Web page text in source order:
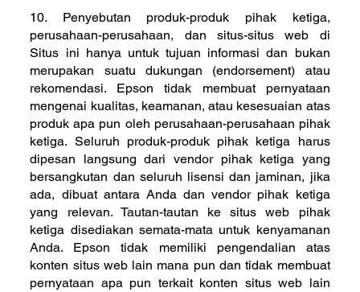
10. Penyebutan produk-produk pihak ketiga,
perusahaan-perusahaan, dan situs-situs web di
Situs ini hanya untuk tujuan informasi dan bukan
merupakan suatu dukungan (endorsement) atau
rekomendasi. Epson tidak membuat pernyataan
mengenai kualitas, keamanan, atau kesesuaian atas
produk apa pun oleh perusahaan-perusahaan pihak
ketiga. Seluruh produk-produk pihak ketiga harus
dipesan langsung dari vendor pihak ketiga yang
bersangkutan dan seluruh lisensi dan jaminan, jika
ada, dibuat antara Anda dan vendor pihak ketiga
yang relevan. Tautan-tautan ke situs web pihak
ketiga disediakan semata-mata untuk kenyamanan
Anda. Epson tidak memiliki pengendalian atas
konten situs web lain mana pun dan tidak membuat
pernyataan apa pun terkait konten situs web lain